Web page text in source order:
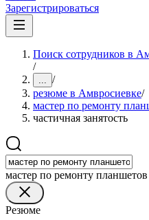
Зарегистрироваться
Поиск сотрудников в
/
... /
резюме в Амвросиевке/
мастер по ремонту
частичная занятость
мастер по ремонту планшетов
Резюме